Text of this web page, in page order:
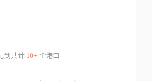
到共计 10+个港口